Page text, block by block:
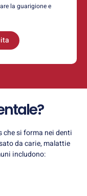
la guarigione e
che si forma nei denti
da carie, malattie
includono: